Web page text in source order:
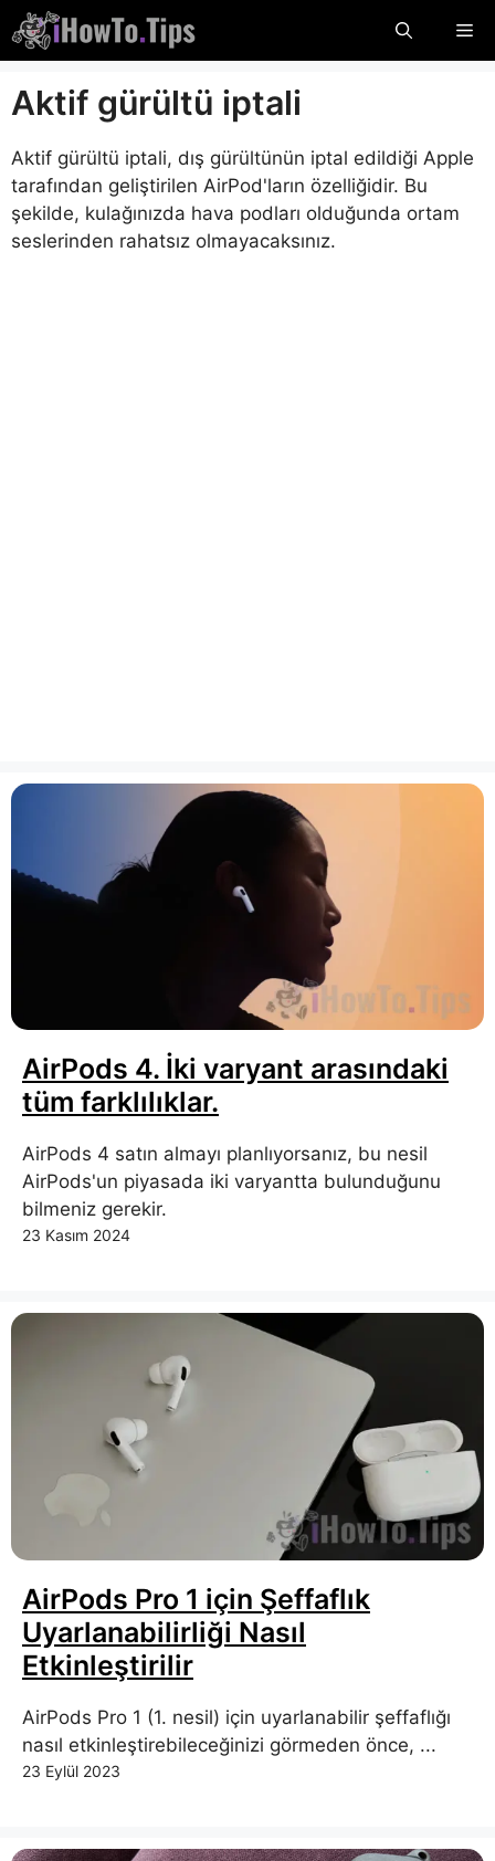
İçeriğe
atla
Aktif gürültü iptali
Aktif gürültü iptali, dış gürültünün iptal edildiği Apple
tarafından geliştirilen AirPod'ların özelliğidir. Bu
şekilde, kulağınızda hava podları olduğunda ortam
seslerinden rahatsız olmayacaksınız.
AirPods 4. İki varyant arasındaki
tüm farklılıklar.
AirPods 4 satın almayı planlıyorsanız, bu nesil
AirPods'un piyasada iki varyantta bulunduğunu
bilmeniz gerekir.
23 Kasım 2024
AirPods Pro 1 için Şeffaflık
Uyarlanabilirliği Nasıl
Etkinleştirilir
AirPods Pro 1 (1. nesil) için uyarlanabilir şeffaflığı
nasıl etkinleştirebileceğinizi görmeden önce, ...
23 Eylül 2023